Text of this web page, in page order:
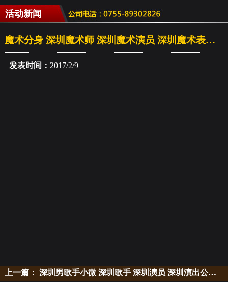
活动新闻
魔术分身 深圳魔术师 深圳魔术演员 深圳魔术表演 魔术公司
发表时间： 2017/2/9
上一篇： 深圳男歌手小微 深圳歌手 深圳演员 深圳演出公司 演出策划公司